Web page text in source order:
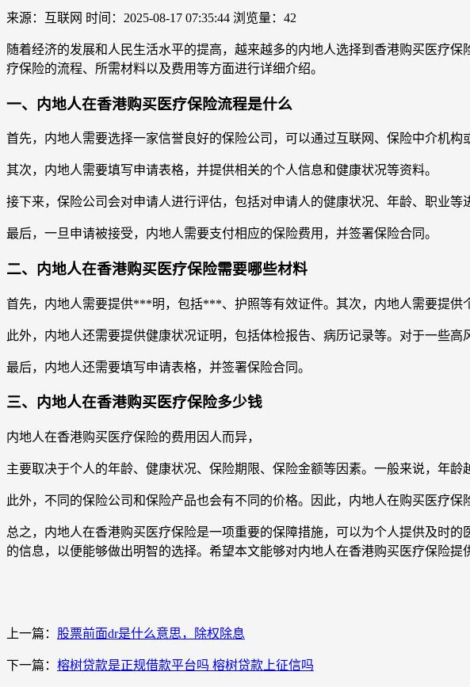
来源：互联网 时间：2025-08-17 07:35:44 浏览量：42
随着经济的发展和人民生活水平的提高，越来越多的内地人选择到香港购买医疗
疗保险的流程、所需材料以及费用等方面进行详细介绍。
一、内地人在香港购买医疗保险流程是什么
首先，内地人需要选择一家信誉良好的保险公司，可以通过互联网、保险中介机构
其次，内地人需要填写申请表格，并提供相关的个人信息和健康状况等资料。
接下来，保险公司会对申请人进行评估，包括对申请人的健康状况、年龄、职业等
最后，一旦申请被接受，内地人需要支付相应的保险费用，并签署保险合同。
二、内地人在香港购买医疗保险需要哪些材料
首先，内地人需要提供***明，包括***、护照等有效证件。其次，内地人需要提供
此外，内地人还需要提供健康状况证明，包括体检报告、病历记录等。对于一些
最后，内地人还需要填写申请表格，并签署保险合同。
三、内地人在香港购买医疗保险多少钱
内地人在香港购买医疗保险的费用因人而异，
主要取决于个人的年龄、健康状况、保险期限、保险金额等因素。一般来说，年
此外，不同的保险公司和保险产品也会有不同的价格。因此，内地人在购买医疗
总之，内地人在香港购买医疗保险是一项重要的保障措施，可以为个人提供及时
的信息，以便能够做出明智的选择。希望本文能够对内地人在香港购买医疗保险提
上一篇： 股票前面dr是什么意思，除权除息
下一篇： 榕树贷款是正规借款平台吗 榕树贷款上征信吗